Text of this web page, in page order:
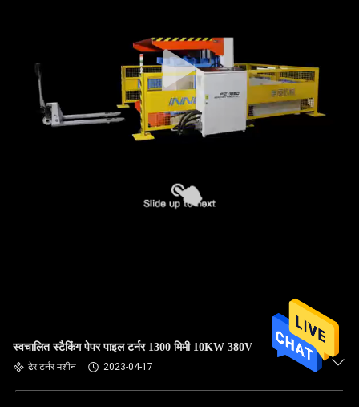
स्वचालित स्टैकिंग पेपर पाइल टर्नर 1300 मिमी 10KW 380V
ढेर टर्नर मशीन 2023-04-17